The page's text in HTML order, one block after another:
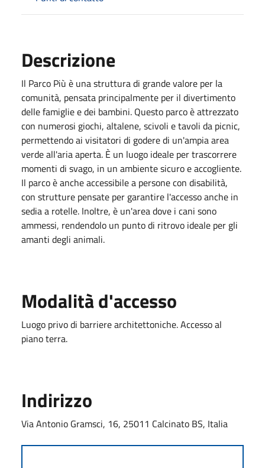
Descrizione
Il Parco Più è una struttura di grande valore per la
comunità, pensata principalmente per il divertimento
delle famiglie e dei bambini. Questo parco è attrezzato
con numerosi giochi, altalene, scivoli e tavoli da picnic,
permettendo ai visitatori di godere di un'ampia area
verde all'aria aperta. È un luogo ideale per trascorrere
momenti di svago, in un ambiente sicuro e accogliente.
Il parco è anche accessibile a persone con disabilità,
con strutture pensate per garantire l'accesso anche in
sedia a rotelle. Inoltre, è un'area dove i cani sono
ammessi, rendendolo un punto di ritrovo ideale per gli
amanti degli animali.
Modalità d'accesso
Luogo privo di barriere architettoniche. Accesso al
piano terra.
Indirizzo
Via Antonio Gramsci, 16, 25011 Calcinato BS, Italia